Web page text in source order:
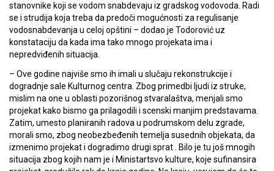
stanovnike koji se vodom snabdevaju iz gradskog vodovoda. Radi
se i strudija koja treba da predoči mogućnosti za regulisanje
vodosnabdevanja u celoj opštini – dodao je Todorović uz
konstataciju da kada ima tako mnogo projekata ima i
nepredviđenih situacija.
– Ove godine najviše smo ih imali u slučaju rekonstrukcije i
dogradnje sale Kulturnog centra. Zbog primedbi ljudi iz struke,
mislim na one u oblasti pozorišnog stvaralaštva, menjali smo
projekat kako bismo ga prilagodili i scenski manjim predstavama.
Zatim, umesto planiranih radova u podrumskom delu zgrade,
morali smo, zbog neobezbeđenih temelja susednih objekata, da
izmenimo projekat i dogradimo drugi sprat . Bilo je tu još mnogih
situacija zbog kojih nam je i Ministartsvo kulture, koje sufinansira